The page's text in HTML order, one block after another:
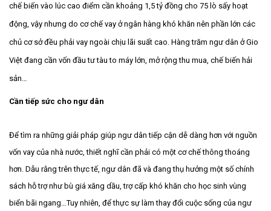
chế biến vào lúc cao điểm cần khoảng 1,5 tỷ đồng cho 75 lò sấy hoạt
động, vậy nhưng do cơ chế vay ở ngân hàng khó khăn nên phần lớn các
chủ cơ sở đều phải vay ngoài chịu lãi suất cao. Hàng trăm ngư dân ở Gio
Việt đang cần vốn đầu tư tàu to máy lớn, mở rộng thu mua, chế biến hải
sản…
Cần tiếp sức cho ngư dân
Để tìm ra những giải pháp giúp ngư dân tiếp cận dễ dàng hơn với nguồn
vốn vay của nhà nước, thiết nghĩ cần phải có một cơ chế thông thoáng
hơn. Dẫu rằng trên thực tế, ngư dân đã và đang thụ hưởng một số chính
sách hỗ trợ như bù giá xăng dầu, trợ cấp khó khăn cho học sinh vùng
biển bãi ngang…Tuy nhiên, để thực sự làm thay đổi cuộc sống của ngư